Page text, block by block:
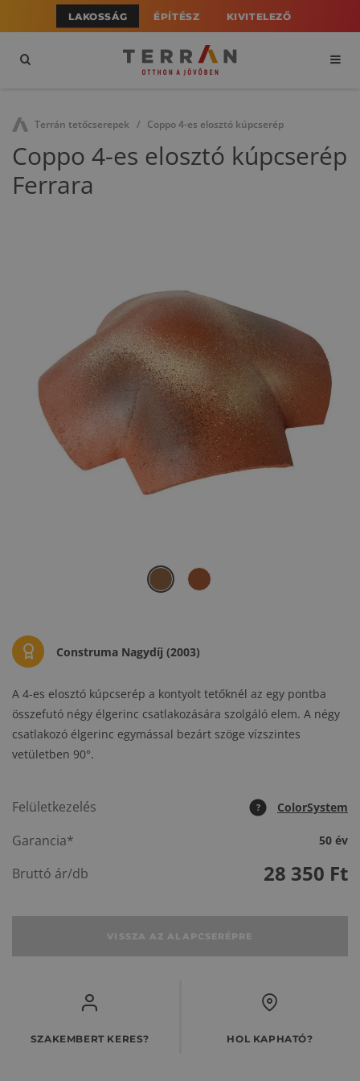
LAKOSSÁG ÉPÍTÉSZ KIVITELEZŐ
Terrán tetőcserepek Coppo 4-es elosztó kúpcserép
Coppo 4-es elosztó kúpcserép
Ferrara
Construma Nagydíj (2003)
A 4-es elosztó kúpcserép a kontyolt tetőknél az egy pontba
összefutó négy élgerinc csatlakozására szolgáló elem. A négy
csatlakozó élgerinc egymással bezárt szöge vízszintes
vetületben 90°.
Felületkezelés ? ColorSystem
Garancia* 50 év
Bruttó ár/db 28 350 Ft
VISSZA AZ ALAPCSERÉPRE
SZAKEMBERT KERES? HOL KAPHATÓ?